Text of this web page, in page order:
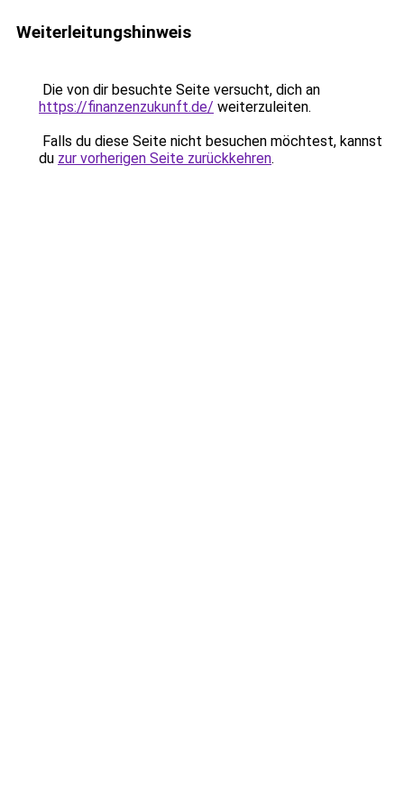
Weiterleitungshinweis
Die von dir besuchte Seite versucht, dich an
https://finanzenzukunft.de/ weiterzuleiten.
Falls du diese Seite nicht besuchen möchtest, kannst
du zur vorherigen Seite zurückkehren.